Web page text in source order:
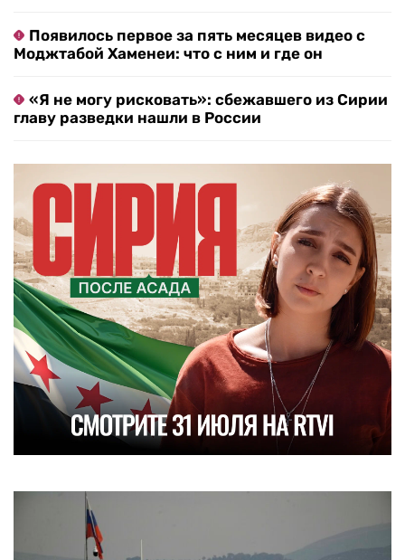
Появилось первое за пять месяцев видео с
Моджтабой Хаменеи: что с ним и где он
«Я не могу рисковать»: сбежавшего из Сирии
главу разведки нашли в России